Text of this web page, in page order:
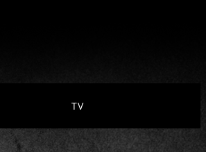
TV